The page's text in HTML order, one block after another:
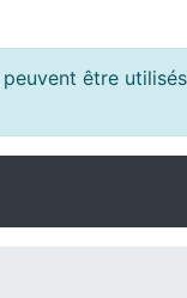
être